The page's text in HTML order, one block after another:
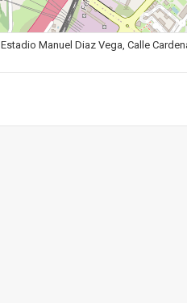
Estadio Manuel Diaz Vega, Calle